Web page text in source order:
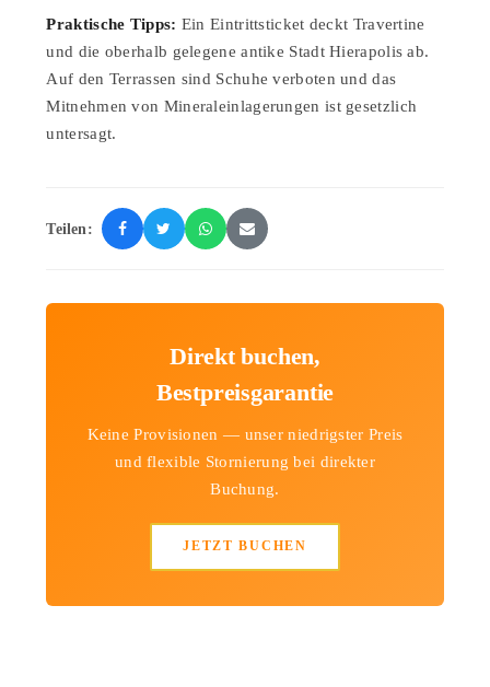
Praktische Tipps: Ein Eintrittsticket deckt Travertine
und die oberhalb gelegene antike Stadt Hierapolis ab.
Auf den Terrassen sind Schuhe verboten und das
Mitnehmen von Mineraleinlagerungen ist gesetzlich
untersagt.
Teilen:
Direkt buchen,
Bestpreisgarantie
Keine Provisionen — unser niedrigster Preis
und flexible Stornierung bei direkter
Buchung.
JETZT BUCHEN